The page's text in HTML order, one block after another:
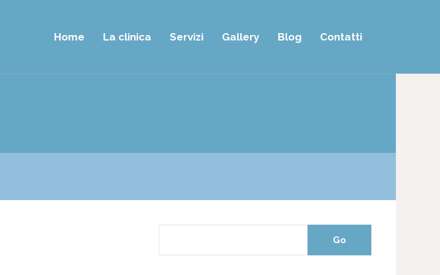
Home La clinica Servizi Gallery Blog Contatti